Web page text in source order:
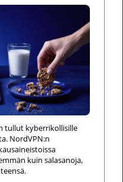
tullut kyberrikollisille
NordVPN:n
kuin salasanoja,